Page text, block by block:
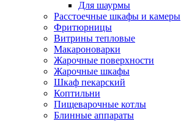
Для шаурмы
Расстоечные шкафы и камеры
Фритюрницы
Витрины тепловые
Макароноварки
Жарочные поверхности
Жарочные шкафы
Шкаф пекарский
Коптильни
Пищеварочные котлы
Блинные аппараты